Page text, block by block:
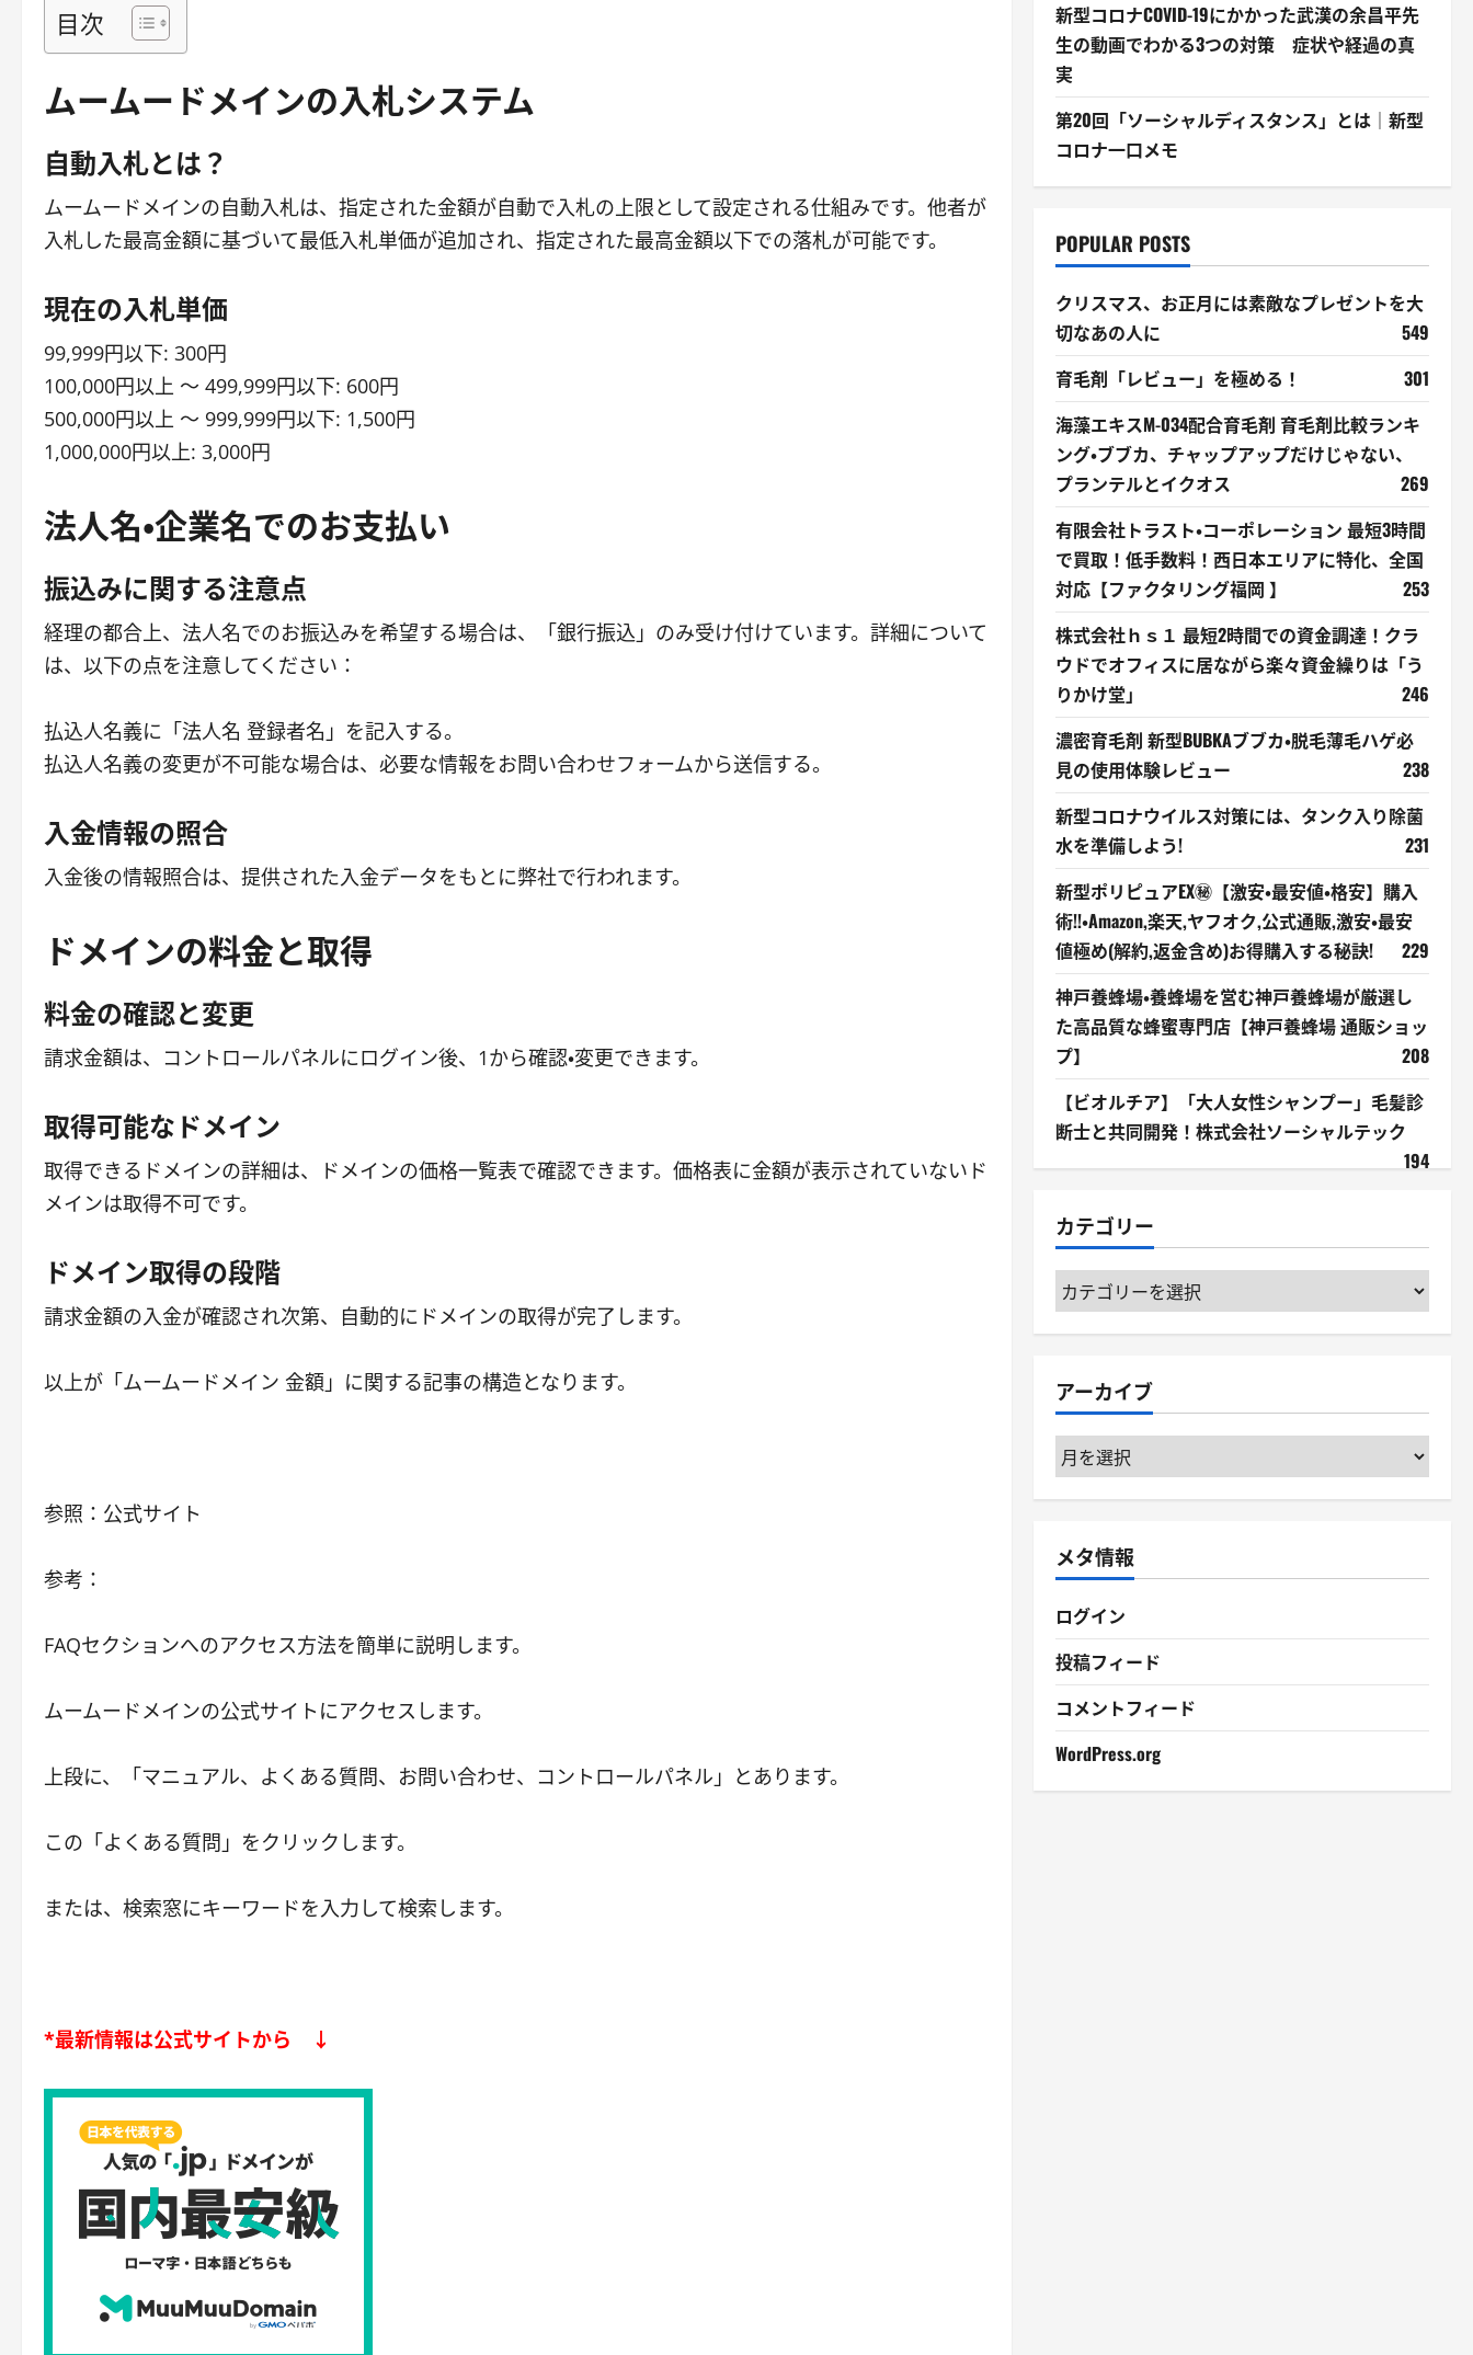
目次
ムームードメインの入札システム
自動入札とは？
ムームードメインの自動入札は、指定された金額が自動で入札の上限として設定される仕組みです。他者が
入札した最高金額に基づいて最低入札単価が追加され、指定された最高金額以下での落札が可能です。
現在の入札単価
99,999円以下: 300円
100,000円以上 〜 499,999円以下: 600円
500,000円以上 〜 999,999円以下: 1,500円
1,000,000円以上: 3,000円
法人名・企業名でのお支払い
振込みに関する注意点
経理の都合上、法人名でのお振込みを希望する場合は、「銀行振込」のみ受け付けています。詳細について
は、以下の点を注意してください：
払込人名義に「法人名 登録者名」を記入する。
払込人名義の変更が不可能な場合は、必要な情報をお問い合わせフォームから送信する。
入金情報の照合
入金後の情報照合は、提供された入金データをもとに弊社で行われます。
ドメインの料金と取得
料金の確認と変更
請求金額は、コントロールパネルにログイン後、​1​から確認・変更できます。
取得可能なドメイン
取得できるドメインの詳細は、ドメインの価格一覧表で確認できます。価格表に金額が表示されていないド
メインは取得不可です。
ドメイン取得の段階
請求金額の入金が確認され次第、自動的にドメインの取得が完了します。
以上が「ムームードメイン 金額」に関する記事の構造となります。
参照：公式サイト
参考：
FAQセクションへのアクセス方法を簡単に説明します。
ムームードメインの公式サイトにアクセスします。
上段に、「マニュアル、よくある質問、お問い合わせ、コントロールパネル」とあります。
この「よくある質問」をクリックします。
または、検索窓にキーワードを入力して検索します。
*最新情報は公式サイトから ↓
新型コロナCOVID-19にかかった武漢の余昌平先
生の動画でわかる3つの対策 症状や経過の真
実
第20回「ソーシャルディスタンス」とは｜新型
コロナ一口メモ
POPULAR POSTS
クリスマス、お正月には素敵なプレゼントを大
切なあの人に
549
育毛剤「レビュー」を極める！
301
海藻エキスM-034配合育毛剤 育毛剤比較ランキ
ング・ブブカ、チャップアップだけじゃない、
プランテルとイクオス
269
有限会社トラスト・コーポレーション 最短3時間
で買取！低手数料！西日本エリアに特化、全国
対応【ファクタリング福岡 】
253
株式会社ｈｓ１ 最短2時間での資金調達！クラ
ウドでオフィスに居ながら楽々資金繰りは「う
りかけ堂」
246
濃密育毛剤 新型BUBKAブブカ・脱毛薄毛ハゲ必
見の使用体験レビュー
238
新型コロナウイルス対策には、タンク入り除菌
水を準備しよう!
231
新型ポリピュアEX㊙【激安・最安値・格安】購入
術!!・Amazon,楽天,ヤフオク,公式通販,激安・最安
値極め(解約,返金含め)お得購入する秘訣!
229
神戸養蜂場・養蜂場を営む神戸養蜂場が厳選し
た高品質な蜂蜜専門店【神戸養蜂場 通販ショッ
プ】
208
【ビオルチア】「大人女性シャンプー」毛髪診
断士と共同開発！株式会社ソーシャルテック
194
カテゴリー
カ
テ
ー
アーカイブ
ア
ー
ブ
メタ情報
ログイン
投稿フィード
コメントフィード
WordPress.org